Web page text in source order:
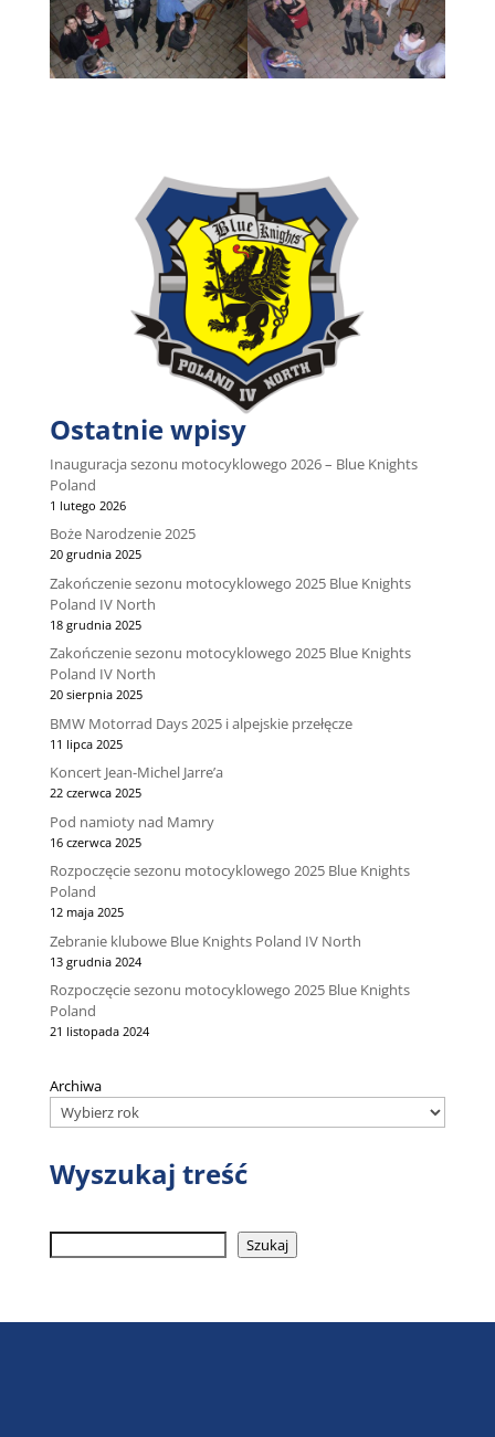
Ostatnie wpisy
Inauguracja sezonu motocyklowego 2026 – Blue Knights
Poland
1 lutego 2026
Boże Narodzenie 2025
20 grudnia 2025
Zakończenie sezonu motocyklowego 2025 Blue Knights
Poland IV North
18 grudnia 2025
Zakończenie sezonu motocyklowego 2025 Blue Knights
Poland IV North
20 sierpnia 2025
BMW Motorrad Days 2025 i alpejskie przełęcze
11 lipca 2025
Koncert Jean-Michel Jarre’a
22 czerwca 2025
Pod namioty nad Mamry
16 czerwca 2025
Rozpoczęcie sezonu motocyklowego 2025 Blue Knights
Poland
12 maja 2025
Zebranie klubowe Blue Knights Poland IV North
13 grudnia 2024
Rozpoczęcie sezonu motocyklowego 2025 Blue Knights
Poland
21 listopada 2024
Archiwa
Wyszukaj treść
Szukaj